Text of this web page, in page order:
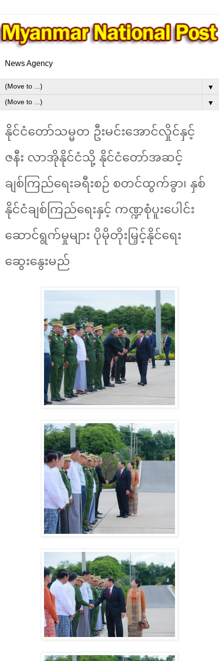
News Agency
▼
▼
နိုင်ငံတော်သမ္မတ ဦးမင်းအောင်လှိုင်နှင့်
ဇနီး လာအိုနိုင်ငံသို့ နိုင်ငံတော်အဆင့်
ချစ်ကြည်ရေးခရီးစဉ် စတင်ထွက်ခွာ၊ နှစ်
နိုင်ငံချစ်ကြည်ရေးနှင့် ကဏ္ဍစုံပူးပေါင်း
ဆောင်ရွက်မှုများ ပိုမိုတိုးမြှင့်နိုင်ရေး
ဆွေးနွေးမည်